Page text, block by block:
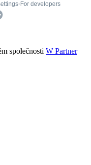
společnosti W Partner